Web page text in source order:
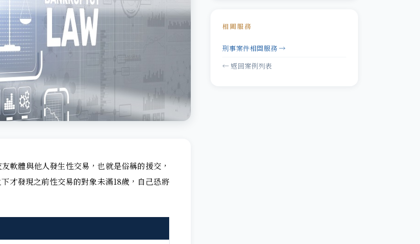
軟體與他人發生性交易，也就是俗稱的援交，
才發現之前性交易的對象未滿18歲，自己恐將
相關服務
刑事案件相關服務 →
← 返回案例列表